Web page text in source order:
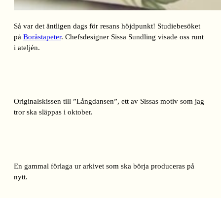
Så var det äntligen dags för resans höjdpunkt! Studiebesöket
på Boråstapeter. Chefsdesigner Sissa Sundling visade oss runt
i ateljén.
Originalskissen till ”Långdansen”, ett av Sissas motiv som jag
tror ska släppas i oktober.
En gammal förlaga ur arkivet som ska börja produceras på
nytt.